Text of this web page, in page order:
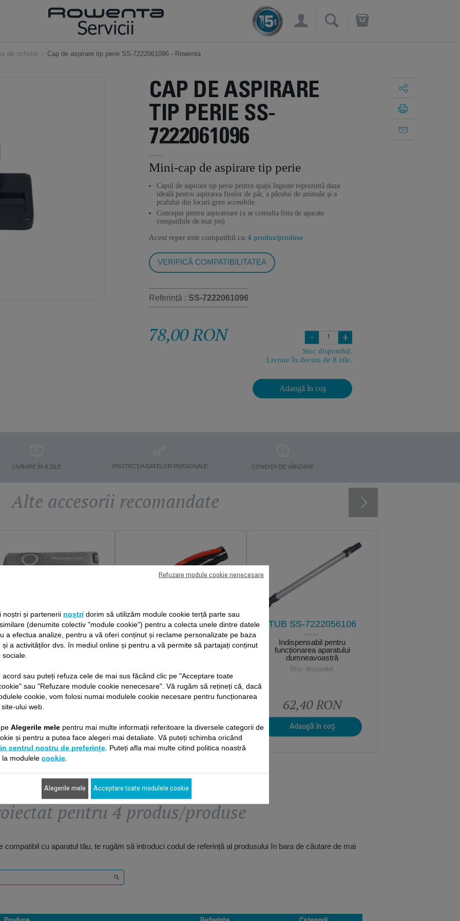
×
de schimb Cap de aspirare tip perie SS-7222061096 - Rowenta
CAP DE ASPIRARE
TIP PERIE SS-
7222061096
Mini-cap de aspirare tip perie
Capul de aspirare tip perie pentru spații înguste reprezintă duza
ideală pentru aspirarea firelor de păr, a părului de animale și a
prafului din locuri greu accesibile.
Conceput pentru aspiratoare (a se consulta lista de aparate
compatibile de mai jos)
Acest reper este compatibil cu 4 produs/produse
VERIFICĂ COMPATIBILITATEA
Referință : SS-7222061096
78,00 RON - +
Stoc disponibil.
Livrare în decurs de 8 zile.
Adaugă în coş
LIVRARE ÎN 8 ZILE PROTECŢIA DATELOR PERSONALE CONDIŢII DE VÂNZARE
Alte accesorii recomandate
RECIPIENT
SEPARATOR SS-
7222061097
Recipient pentru praf, ușor de
Stoc disponibil.
31,20 RON
Adaugă în coş
PERIE SS-7222059492
Indispensabil pentru mini-capul
de aspirare tip perie
26,00 RON
Adaugă în coş
TUB SS-7222056106
Indispensabil pentru
funcționarea aparatului
dumneavoastră
Stoc disponibil.
62,40 RON
Adaugă în coş
pentru 4 produs/produse
cu aparatul tău, te rugăm să introduci codul de referință al produsului în bara de căutare de mai
noștri și partenerii noștri dorim să utilizăm module cookie terță parte sau
(denumite colectiv "module cookie") pentru a colecta unele dintre datele
a efectua analize, pentru a vă oferi conținut și reclame personalizate pe baza
și a activităților dvs. în mediul online și pentru a vă permite să partajați conținut
acord sau puteți refuza cele de mai sus făcând clic pe "Acceptare toate
sau "Refuzare module cookie nenecesare". Vă rugăm să rețineți că, dacă
cookie, vom folosi numai modulele cookie necesare pentru funcționarea
ului web.
Alegerile mele pentru mai multe informații referitoare la diversele categorii de
și pentru a putea face alegeri mai detaliate. Vă puteți schimba oricând
centrul nostru de preferințe . Puteți afla mai multe citind politica noastră
modulele cookie
Refuzare module cookie nenecesare
Alegerile mele Acceptare toate modulele cookie